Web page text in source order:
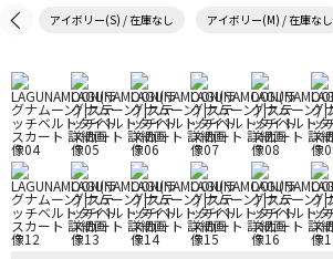
アイボリー(S) / 在庫なし アイボリー(M) / 在庫なし